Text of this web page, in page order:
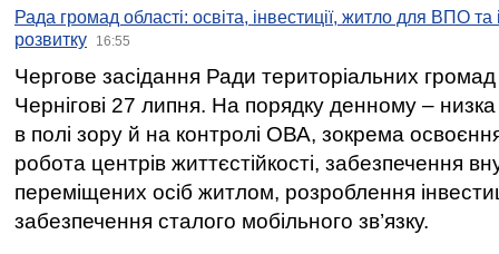
Рада громад області: освіта, інвестиції, житло для ВПО
розвитку
16:55
Чергове засідання Ради територіальних громад
Чернігові 27 липня. На порядку денному –
в полі зору й на контролі ОВА, зокрема освоєння
робота центрів життєстійкості, забезпечення
переміщених осіб житлом, розроблення
забезпечення сталого мобільного зв’язку.